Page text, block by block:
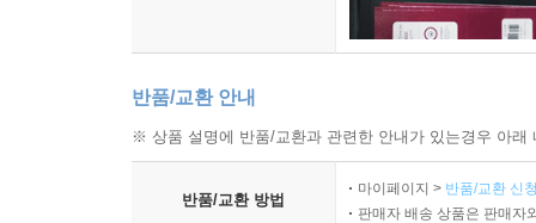
반품/교환 안내
※ 상품 설명에 반품/교환과 관련한 안내가 있는경우 아
반품/교환 방법
마이페이지 > 반품/교환 신
판매자 배송 상품은 판매자